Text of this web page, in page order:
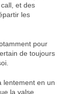
et des
les
pour
de toujours
lentement en un
la valse